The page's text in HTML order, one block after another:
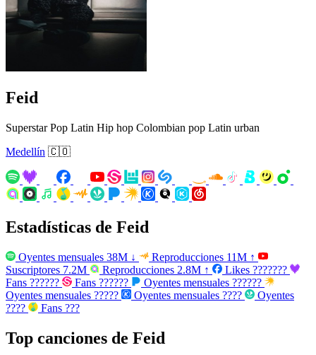
Feid
Superstar Pop Latin Hip hop Colombian pop Latin urban
Medellín 🇨🇴
Estadísticas de Feid
Oyentes mensuales 38M ↓ Reproducciones 11M ↑
Suscriptores 7.2M Reproducciones 2.8M ↑ Likes ???????
Fans ?????? Fans ?????? Oyentes mensuales ??????
Oyentes mensuales ????? Oyentes mensuales ????
Oyentes
????
Fans ???
Top canciones de Feid